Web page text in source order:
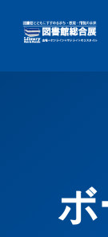
ー
用
メ